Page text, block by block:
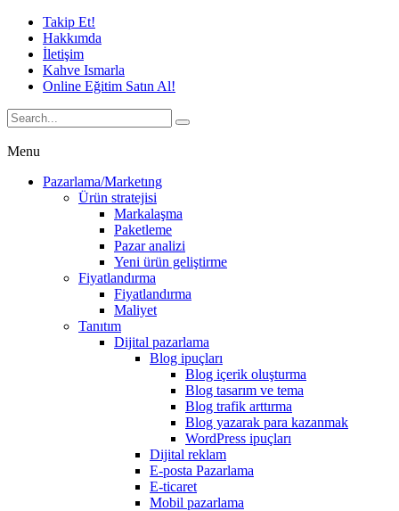
Takip Et!
Hakkımda
İletişim
Kahve Ismarla
Online Eğitim Satın Al!
Menu
Pazarlama/Marketıng
Ürün stratejisi
Markalaşma
Paketleme
Pazar analizi
Yeni ürün geliştirme
Fiyatlandırma
Fiyatlandırma
Maliyet
Tanıtım
Dijital pazarlama
Blog ipuçları
Blog içerik oluşturma
Blog tasarım ve tema
Blog trafik arttırma
Blog yazarak para kazanmak
WordPress ipuçları
Dijital reklam
E-posta Pazarlama
E-ticaret
Mobil pazarlama